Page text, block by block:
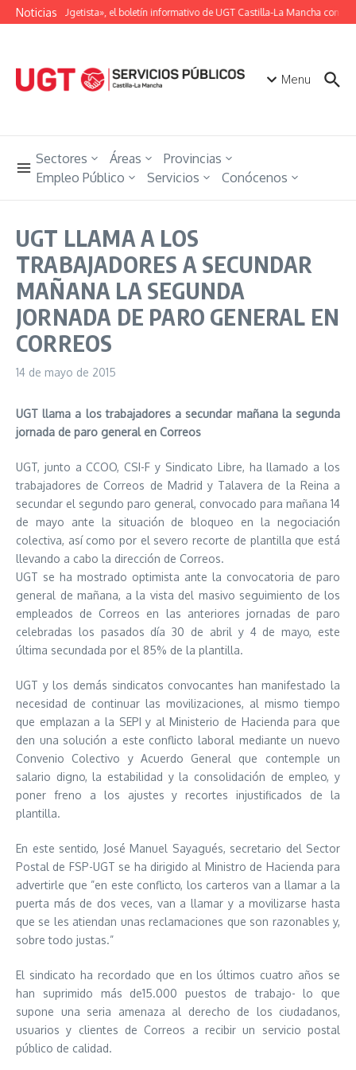
Saltar al contenido
Noticias
«Unión Ugetista», el boletín informativo de UGT Castilla-La Mancha con
Menu
Sectores Áreas
Provincias
Empleo Público
Servicios Conócenos
UGT LLAMA A LOS
TRABAJADORES A SECUNDAR
MAÑANA LA SEGUNDA
JORNADA DE PARO GENERAL EN
CORREOS
14 de mayo de 2015
UGT llama a los trabajadores a secundar mañana la segunda
jornada de paro general en Correos
UGT, junto a CCOO, CSI-F y Sindicato Libre, ha llamado a los
trabajadores de Correos de Madrid y Talavera de la Reina a
secundar el segundo paro general, convocado para mañana 14
de mayo ante la situación de bloqueo en la negociación
colectiva, así como por el severo recorte de plantilla que está
llevando a cabo la dirección de Correos.
UGT se ha mostrado optimista ante la convocatoria de paro
general de mañana, a la vista del masivo seguimiento de los
empleados de Correos en las anteriores jornadas de paro
celebradas los pasados día 30 de abril y 4 de mayo, este
última secundada por el 85% de la plantilla.
UGT y los demás sindicatos convocantes han manifestado la
necesidad de continuar las movilizaciones, al mismo tiempo
que emplazan a la SEPI y al Ministerio de Hacienda para que
den una solución a este conflicto laboral mediante un nuevo
Convenio Colectivo y Acuerdo General que contemple un
salario digno, la estabilidad y la consolidación de empleo, y
poner freno a los ajustes y recortes injustificados de la
plantilla.
En este sentido, José Manuel Sayagués, secretario del Sector
Postal de FSP-UGT se ha dirigido al Ministro de Hacienda para
advertirle que ”en este conflicto, los carteros van a llamar a la
puerta más de dos veces, van a llamar y a movilizarse hasta
que se les atiendan unas reclamaciones que son razonables y,
sobre todo justas.”
El sindicato ha recordado que en los últimos cuatro años se
han suprimido más de15.000 puestos de trabajo- lo que
supone una seria amenaza al derecho de los ciudadanos,
usuarios y clientes de Correos a recibir un servicio postal
público de calidad.